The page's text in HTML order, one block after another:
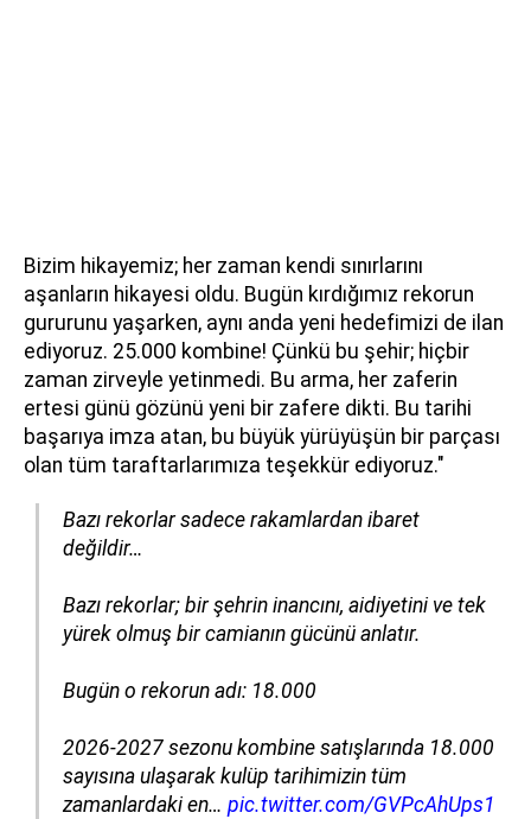
Bizim hikayemiz; her zaman kendi sınırlarını
aşanların hikayesi oldu. Bugün kırdığımız rekorun
gururunu yaşarken, aynı anda yeni hedefimizi de ilan
ediyoruz. 25.000 kombine! Çünkü bu şehir; hiçbir
zaman zirveyle yetinmedi. Bu arma, her zaferin
ertesi günü gözünü yeni bir zafere dikti. Bu tarihi
başarıya imza atan, bu büyük yürüyüşün bir parçası
olan tüm taraftarlarımıza teşekkür ediyoruz."
Bazı rekorlar sadece rakamlardan ibaret
değildir…
Bazı rekorlar; bir şehrin inancını, aidiyetini ve tek
yürek olmuş bir camianın gücünü anlatır.
Bugün o rekorun adı: 18.000
2026-2027 sezonu kombine satışlarında 18.000
sayısına ulaşarak kulüp tarihimizin tüm
zamanlardaki en… pic.twitter.com/GVPcAhUps1